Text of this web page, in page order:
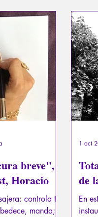
que se está
de los siglos,
los
se
de
breve",
Horacio
controla tu
manda;
de
En
1 oct